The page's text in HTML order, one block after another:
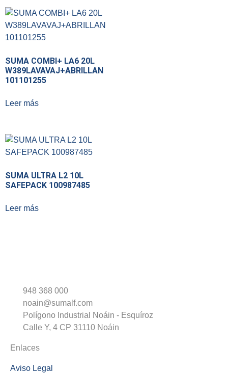
SUMA COMBI+ LA6 20L
W389LAVAVAJ+ABRILLAN
101101255
Leer más
SUMA ULTRA L2 10L
SAFEPACK 100987485
Leer más
948 368 000
noain@sumalf.com
Polígono Industrial Noáin - Esquíroz
Calle Y, 4 CP 31110 Noáin
Enlaces
Aviso Legal